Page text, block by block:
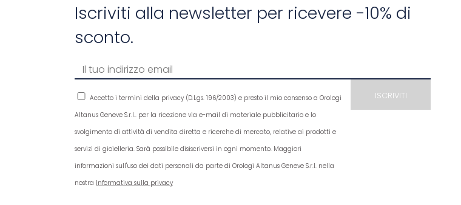
Iscriviti alla newsletter per ricevere -10% di
sconto.
Accetto i termini della privacy (D.Lgs. 196/2003) e presto il mio consenso a Orologi
Altanus Geneve S.r.l.. per la ricezione via e-mail di materiale pubblicitario e lo
svolgimento di attività di vendita diretta e ricerche di mercato, relative ai prodotti e
servizi di gioielleria. Sarà possibile disiscriversi in ogni momento. Maggiori
informazioni sull'uso dei dati personali da parte di Orologi Altanus Geneve S.r.l. nella
nostra Informativa sulla privacy